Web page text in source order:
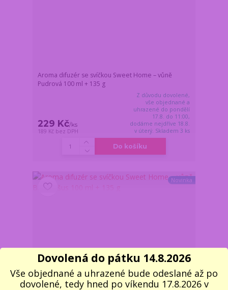
Aroma difuzér se svíčkou Sweet Home – vůně
Pudrová 100 ml + 135 g
229 Kč/ks
189 Kč bez DPH
Z důvodu dovolené,
vše objednané a
uhrazené do pondělí
17.8. do 11:00,
dodáme nejdříve 18.8.
v úterý. Skladem 3 ks
Do košíku
Novinka
Dovolená do pátku 14.8.2026
Vše objednané a uhrazené bude odeslané až po
dovolené, tedy hned po víkendu 17.8.2026 v